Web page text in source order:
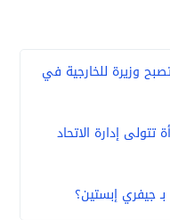
وزيرة للخارجية في
إدارة الاتحاد
جيفري إبستين؟